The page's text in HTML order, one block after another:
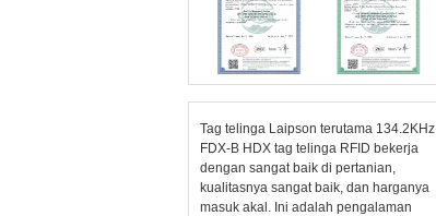
Tag telinga Laipson terutama 134.2KHz
FDX-B HDX tag telinga RFID bekerja
dengan sangat baik di pertanian,
kualitasnya sangat baik, dan harganya
masuk akal. Ini adalah pengalaman